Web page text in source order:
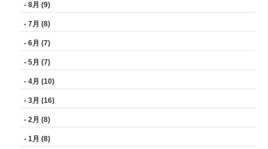
- 8月 (9)
- 7月 (8)
- 6月 (7)
- 5月 (7)
- 4月 (10)
- 3月 (16)
- 2月 (8)
- 1月 (8)